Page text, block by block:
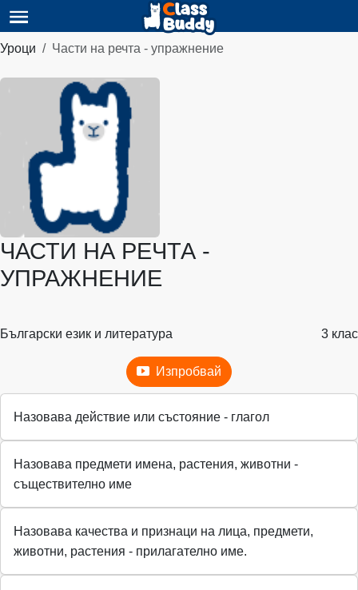
Уроци Части на речта - упражнение
ЧАСТИ НА РЕЧТА -
УПРАЖНЕНИЕ
Български език и литература 3 клас
Изпробвай
Назовава действие или състояние - глагол
Назовава предмети имена, растения, животни -
съществително име
Назовава качества и признаци на лица, предмети,
животни, растения - прилагателно име.